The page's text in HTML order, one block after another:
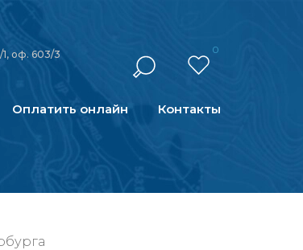
1, оф. 603/3 0
Оплатить онлайн Контакты